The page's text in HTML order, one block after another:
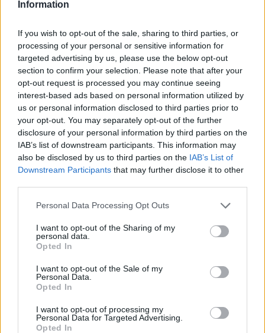
Information
If you wish to opt-out of the sale, sharing to third parties, or
processing of your personal or sensitive information for
targeted advertising by us, please use the below opt-out
section to confirm your selection. Please note that after your
opt-out request is processed you may continue seeing
interest-based ads based on personal information utilized by
us or personal information disclosed to third parties prior to
your opt-out. You may separately opt-out of the further
disclosure of your personal information by third parties on the
IAB’s list of downstream participants. This information may
also be disclosed by us to third parties on the IAB’s List of
Downstream Participants that may further disclose it to other
Personal Data Processing Opt Outs
I want to opt-out of the Sharing of my
personal data.
Opted In
I want to opt-out of the Sale of my
Personal Data.
Opted In
I want to opt-out of processing my
Personal Data for Targeted Advertising.
Opted In
Όμιλος ΔΕΗ: Νέα συμφωνία για χαρτοφυλάκιο
Ουγγαρία
08/08/2026 - 10:26 ΕΝΕΡΓΕΙΑ
Ελληνική Αναπτυξιακή Τράπεζα: Με «προίκα» 2
δισ. ευρώ ανοίγει δρόμο για δάνεια έως 5 δισ. σε
μικρομεσαίες
08/08/2026 - 11:22 ΤΡΑΠΕΖΕΣ
5G παντού, 6G στον ορίζοντα: Πού βρίσκεται η
Ελλάδα στη μεγάλη τεχνολογική μετάβαση
08/08/2026 - 10:54 ΤΕΧΝΟΛΟΓΙΑ
Χρηματιστήριο Αθηνών: Εβδομαδιαία άνοδος
1,76%, κέρδη 23,31% από τις αρχές του έτους
Διευρύνεται η πρωτοβουλία για τις τιμές στο ράφι
με 916 προϊόντα
08/08/2026 - 12:12 ΛΙΑΝΕΜΠΟΡΙΟ